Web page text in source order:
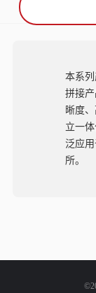
本系
拼接
晰度
立一
泛应
所。